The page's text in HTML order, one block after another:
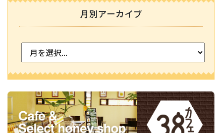
月別アーカイブ